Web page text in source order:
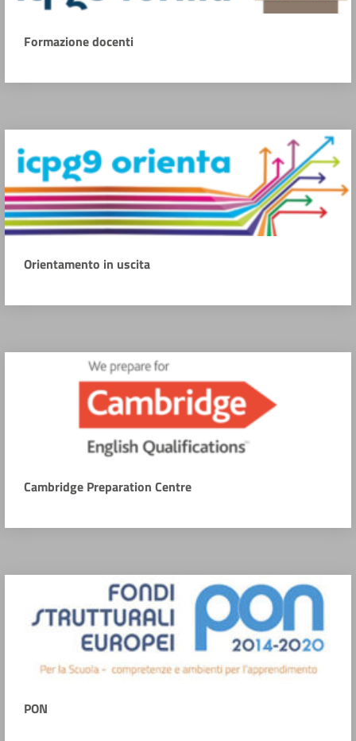
Formazione docenti
Orientamento in uscita
Cambridge Preparation Centre
PON